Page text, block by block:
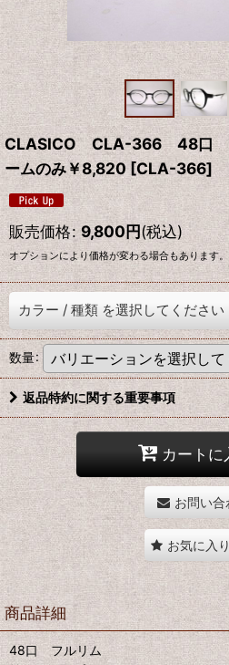
CLASICO CLA-366 48口
ームのみ￥8,820 [CLA-366]
販売価格: 9,800円(税込)
オプションにより価格が変わる場合もあります。
カラー / 種類 を選択してください
数量:
返品特約に関する重要事項
カートに
お問い合
お気に入
商品詳細
48口 フルリム